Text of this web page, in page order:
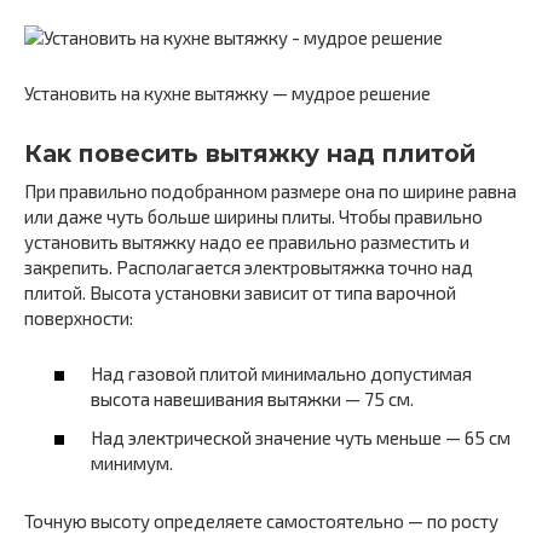
Установить на кухне вытяжку — мудрое решение
Как повесить вытяжку над плитой
При правильно подобранном размере она по ширине равна
или даже чуть больше ширины плиты. Чтобы правильно
установить вытяжку надо ее правильно разместить и
закрепить. Располагается электровытяжка точно над
плитой. Высота установки зависит от типа варочной
поверхности:
Над газовой плитой минимально допустимая
высота навешивания вытяжки — 75 см.
Над электрической значение чуть меньше — 65 см
минимум.
Точную высоту определяете самостоятельно — по росту